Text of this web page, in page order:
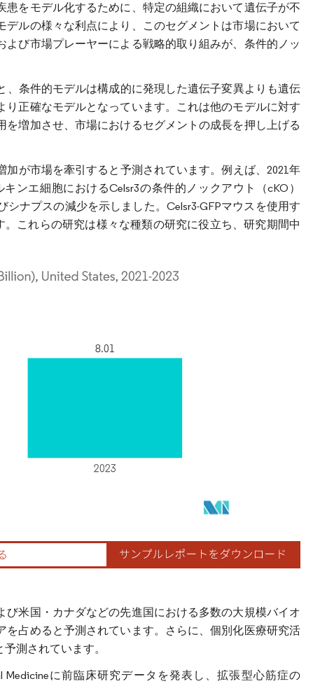
をモデル化するために、特定の組織において遺伝子が不
ルの様々な利点により、このセグメントは市場において
び市場プレーヤーによる戦略的取り組みが、条件的ノッ
、条件的モデルは構成的に発現した遺伝子変異よりも遺伝
正確なモデルとなっています。これは他のモデルに対す
増加させ、市場におけるセグメントの成長を押し上げる
が市場を牽引すると予測されています。例えば、2021年
ンエ細胞におけるCelsr3の条件的ノックアウト（cKO）
ナプスの減少を示しました。Celsr3-GFPマウスを使用す
これらの研究は様々な種類の研究に役立ち、研究期間中
米国・カナダなどの先進国における多数の大規模バイオ
占めると予測されています。さらに、個別化医療研究活
測されています。
Medicineに前臨床研究データを発表し、拡張型心筋症の